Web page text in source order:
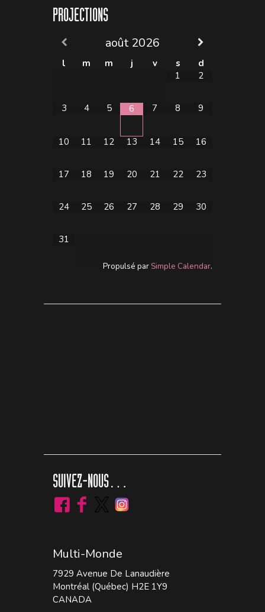
PROJECTIONS
août 2026
l m m j v s
d
1
2
3 4 5 6 7 8 9
10 11 12 13 14 15 16
17 18 19 20 21 22 23
24 25 26 27 28 29 30
31
Propulsé par Simple Calendar.
SUIVEZ-NOUS…
Multi-Monde
7929 Avenue De Lanaudière
Montréal (Québec) H2E 1Y9
CANADA